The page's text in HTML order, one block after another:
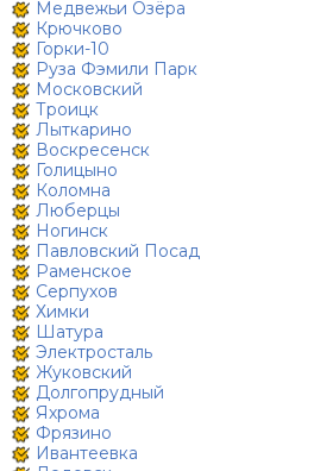
Медвежьи Озёра
Крючково
Горки-10
Руза Фэмили Парк
Московский
Троицк
Лыткарино
Воскресенск
Голицыно
Коломна
Люберцы
Ногинск
Павловский Посад
Раменское
Серпухов
Химки
Шатура
Электросталь
Жуковский
Долгопрудный
Яхрома
Фрязино
Ивантеевка